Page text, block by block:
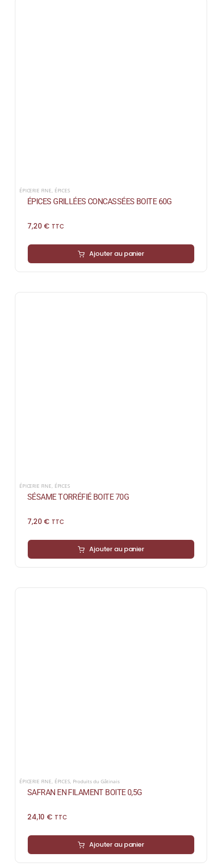
ÉPICERIE FINE, ÉPICES
ÉPICES GRILLÉES CONCASSÉES BOITE 60G
7,20 € TTC
Ajouter au panier
ÉPICERIE FINE, ÉPICES
SÉSAME TORRÉFIÉ BOITE 70G
7,20 € TTC
Ajouter au panier
ÉPICERIE FINE, ÉPICES, Produits du Gâtinais
SAFRAN EN FILAMENT BOITE 0,5G
24,10 € TTC
Ajouter au panier